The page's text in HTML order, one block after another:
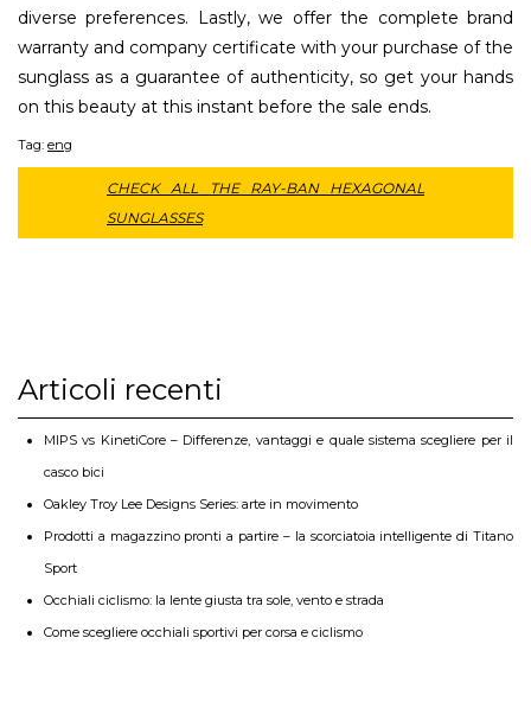
diverse preferences. Lastly, we offer the complete brand
warranty and company certificate with your purchase of the
sunglass as a guarantee of authenticity, so get your hands
on this beauty at this instant before the sale ends.
Tag: eng
CHECK ALL THE RAY-BAN HEXAGONAL
SUNGLASSES
Articoli recenti
MIPS vs KinetiCore – Differenze, vantaggi e quale sistema scegliere per il
casco bici
Oakley Troy Lee Designs Series: arte in movimento
Prodotti a magazzino pronti a partire – la scorciatoia intelligente di Titano
Sport
Occhiali ciclismo: la lente giusta tra sole, vento e strada
Come scegliere occhiali sportivi per corsa e ciclismo